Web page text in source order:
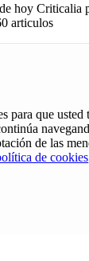
hoy Criticalia
articulos
para que usted
de las
de cookies